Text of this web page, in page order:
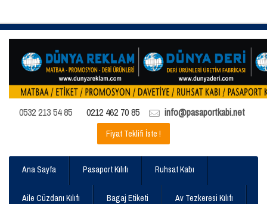
0532 213 54 85 0212 462 70 85 info@pasaportkabi.net
Fiyat Teklifi İste !
Ana Sayfa Pasaport Kılıfı Ruhsat Kabı
Aile Cüzdanı Kılıfı Bagaj Etiketi Av Tezkeresi Kılıfı